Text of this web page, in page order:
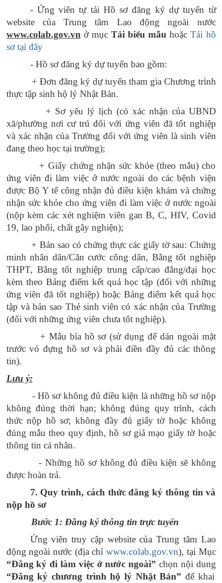
- Ứng viên tự tải Hồ sơ đăng ký dự tuyển từ
website của Trung tâm Lao động ngoài nước
www.colab.gov.vn ở mục Tải biểu mẫu hoặcTải hồ
sơ tại đây
- Hồ sơ đăng ký dự tuyển bao gồm:
+ Đơn đăng ký dự tuyển tham gia Chương trình
thực tập sinh hộ lý Nhật Bản.
+ Sơ yếu lý lịch (có xác nhận của UBND
xã/phường nơi cư trú đối với ứng viên đã tốt nghiệp
và xác nhận của Trường đối với ứng viên là sinh viên
đang theo học tại trường);
+ Giấy chứng nhận sức khỏe (theo mẫu) cho
ứng viên đi làm việc ở nước ngoài do các bệnh viện
được Bộ Y tế công nhận đủ điều kiện khám và chứng
nhận sức khỏe cho ứng viên đi làm việc ở nước ngoài
(nộp kèm các xét nghiệm viên gan B, C, HIV, Covid
19, lao phổi, chất gây nghiện);
+ Bản sao có chứng thực các giấy tờ sau: Chứng
minh nhân dân/Căn cước công dân, Bằng tốt nghiệp
THPT, Bằng tốt nghiệp trung cấp/cao đẳng/đại học
kèm theo Bảng điểm kết quả học tập (đối với những
ứng viên đã tốt nghiệp) hoặc Bảng điểm kết quả học
tập và bản sao Thẻ sinh viên có xác nhận của Trường
(đối với những ứng viên chưa tốt nghiệp).
+ Mẫu bìa hồ sơ (sử dụng để dán ngoài mặt
trước vỏ đựng hồ sơ và phải điền đầy đủ các thông
tin).
Lưu ý:
- Hồ sơ không đủ điều kiện là những hồ sơ nộp
không đúng thời hạn; không đúng quy trình, cách
thức nộp hồ sơ; không đầy đủ giấy tờ hoặc không
đúng mẫu theo quy định, hồ sơ giả mạo giấy tờ hoặc
thông tin cá nhân.
- Những hồ sơ không đủ điều kiện sẽ không
được hoàn trả.
7. Quy trình, cách thức đăng ký thông tin và
nộp hồ sơ
Bước 1: Đăng ký thông tin trực tuyến
Ứng viên truy cập website của Trung tâm Lao
động ngoài nước (địa chỉwww.colab.gov.vn), tại Mục
“Đăng ký đi làm việc ở nước ngoài” chọn nội dung
“Đăng ký chương trình hộ lý Nhật Bản”để khai